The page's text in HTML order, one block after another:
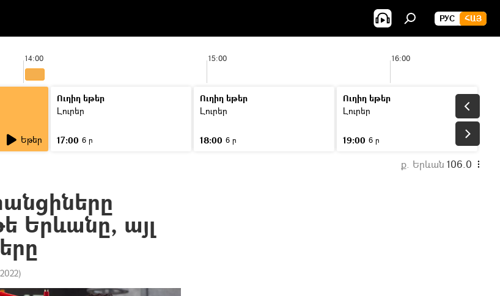
РУС ՀԱՅ
14:00 15:00 16:00
Եթեր
Ուղիղ եթեր
Լուրեր
17:00 6 ր
Ուղիղ եթեր
Լուրեր
18:00 6 ր
Ուղիղ եթեր
Լուրեր
19:00 6 ր
ք. Երևան 106.0
Երևանը, այլ
)